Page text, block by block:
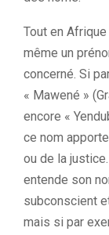
Tout en
même un
concerné. Si
« Mawené » (
encore «
ce nom
ou de la justice.
entende son
subconscient
mais si par